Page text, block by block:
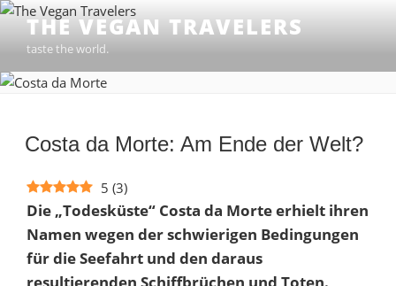
Zum
Inhalt
springen
THE VEGAN TRAVELERS
taste the world.
Costa da Morte: Am Ende der Welt?
5 (3)
Die „Todesküste“ Costa da Morte erhielt ihren
Namen wegen der schwierigen Bedingungen
für die Seefahrt und den daraus